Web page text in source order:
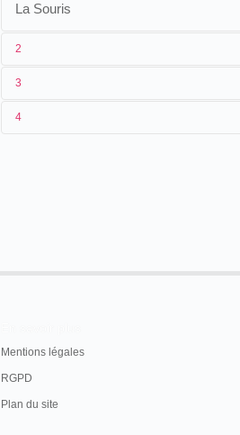
La Souris
2
2
3
4
Mentions légales
RGPD
Plan du site